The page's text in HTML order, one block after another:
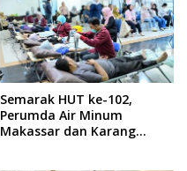
Semarak HUT ke-102,
Perumda Air Minum
Makassar dan Karang